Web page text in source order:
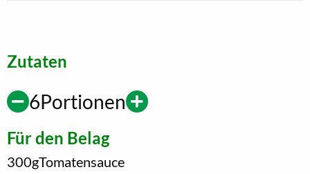
Zutaten
6Portionen
Für den Belag
300gTomatensauce